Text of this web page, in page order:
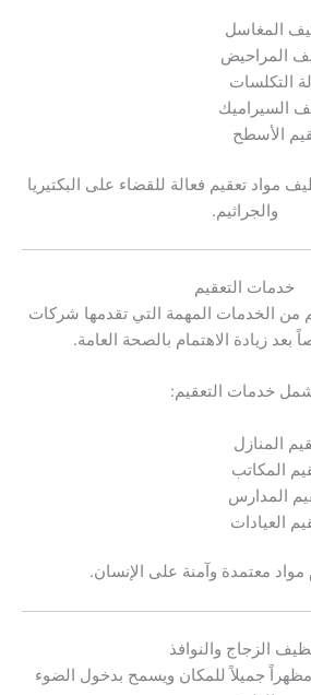
المغاسل
المراحيض
التكلسات
السيراميك
الأسطح
مواد تعقيم فعالة للقضاء على البكتيريا
والجراثيم.
خدمات التعقيم
من الخدمات المهمة التي تقدمها شركات
زيادة الاهتمام بالصحة العامة.
خدمات التعقيم:
المنازل
المكاتب
المدارس
العيادات
مواد معتمدة وآمنة على الإنسان.
الزجاج والنوافذ
جميلاً للمكان ويسمح بدخول الضوء